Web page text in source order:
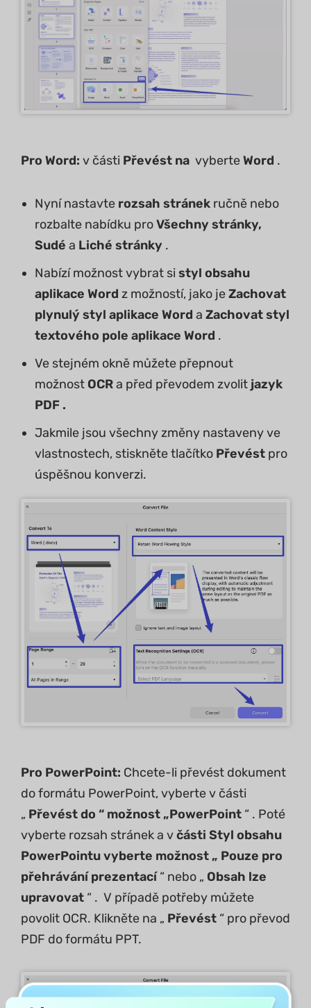
Pro Word: v části Převést na vyberteWord .
Nyní nastavte rozsah stránek ručně nebo
rozbalte nabídku proVšechny stránky,
Sudé a Liché stránky .
Nabízí možnost vybrat si styl obsahu
aplikace Word z možností, jako jeZachovat
plynulý styl aplikace Word a Zachovat styl
textového pole aplikace Word .
Ve stejném okně můžete přepnout
možnost OCRa před převodem zvolit jazyk
PDF .
Jakmile jsou všechny změny nastaveny ve
vlastnostech, stiskněte tlačítko Převést pro
úspěšnou konverzi.
Pro PowerPoint: Chcete-li převést dokument
do formátu PowerPoint, vyberte v části
„ Převést do “ možnost „PowerPoint “ . Poté
vyberte rozsah stránek a včásti Styl obsahu
PowerPointu vyberte možnost „ Pouze pro
přehrávání prezentací“ nebo „ Obsah lze
upravovat “ . V případě potřeby můžete
povolit OCR. Klikněte na „ Převést “ pro převod
PDF do formátu PPT.